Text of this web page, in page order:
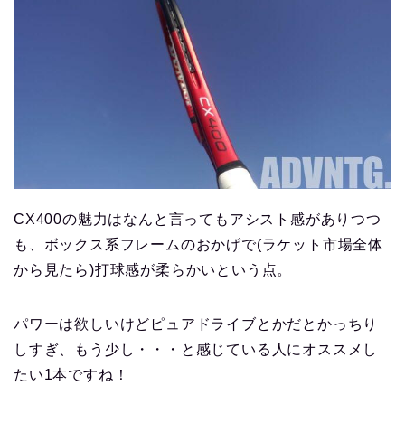
CX400の魅力はなんと言ってもアシスト感がありつつ
も、ボックス系フレームのおかげで(ラケット市場全体
から見たら)打球感が柔らかいという点。
パワーは欲しいけどピュアドライブとかだとかっちり
しすぎ、もう少し・・・と感じている人にオススメし
たい1本ですね！